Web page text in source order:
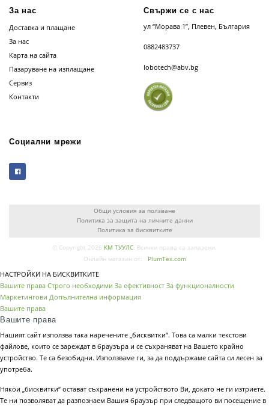
За нас
Доставка и плащане
За нас
Карта на сайта
Пазаруване на изплащане
Сервиз
Контакти
Свържи се с нас
ул “Морава 1”, Плевен, България
0882483737
lobotech@abv.bg
Социални мрежи
Общи условия за ползване
Политика за защита на личните данни
Политика за бисквитките
© Copyright 2026 КМ ТУУЛС. Всички права са запазени.
Онлайн магазин от:
PlumTex.com
НАСТРОЙКИ НА БИСКВИТКИТЕ
Вашите права Строго необходими За ефективност За функционалности
Маркетингови Допълнителна информация
Вашите права
Вашите права
Нашият сайт използва така наречените „бисквитки“. Това са малки текстови
файлове, които се зареждат в браузъра и се съхраняват на Вашето крайно
устройство. Те са безобидни. Използваме ги, за да поддържаме сайта си лесен за
употреба.
Някои „бисквитки“ остават съхранени на устройството Ви, докато не ги изтриете.
Те ни позволяват да разпознаем Вашия браузър при следващото ви посещение в